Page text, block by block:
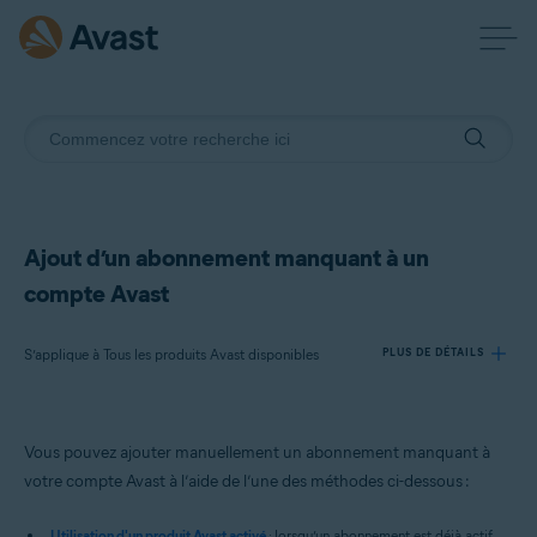
Ajout d’un abonnement manquant à un
compte Avast
S’applique à Tous les produits Avast disponibles PLUS DE DÉTAILS
Tous les produits Avast disponibles
Systèmes d'exploitation:
Vous pouvez ajouter manuellement un abonnement manquant à
votre compte Avast à l’aide de l’une des méthodes ci-dessous :